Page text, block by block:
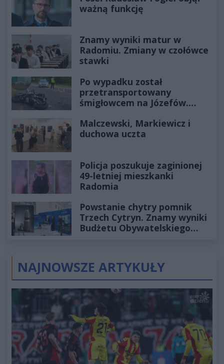
ważną funkcję
Znamy wyniki matur w
Radomiu. Zmiany w czołówce
stawki
Po wypadku został
przetransportowany
śmigłowcem na Józefów.
Malczewski, Markiewicz i
duchowa uczta
Policja poszukuje zaginionej
49-letniej mieszkanki
Radomia
Powstanie chytry pomnik
Trzech Cytryn. Znamy wyniki
Budżetu Obywatelskiego
NAJNOWSZE ARTYKUŁY